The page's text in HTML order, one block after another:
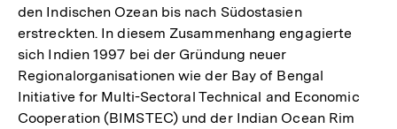
den Indischen Ozean bis nach Südostasien
erstreckten. In diesem Zusammenhang engagierte
sich Indien 1997 bei der Gründung neuer
Regionalorganisationen wie der Bay of Bengal
Initiative for Multi-Sectoral Technical and Economic
Cooperation (BIMSTEC) und der Indian Ocean Rim